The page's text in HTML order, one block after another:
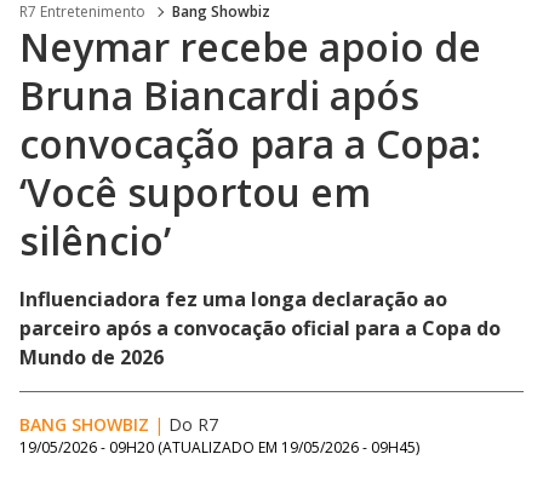
R7 Entretenimento Bang Showbiz
Neymar recebe apoio de
Bruna Biancardi após
convocação para a Copa:
‘Você suportou em
silêncio’
Influenciadora fez uma longa declaração ao
parceiro após a convocação oficial para a Copa do
Mundo de 2026
BANG SHOWBIZ | Do R7
19/05/2026 - 09H20 (ATUALIZADO EM 19/05/2026 - 09H45)